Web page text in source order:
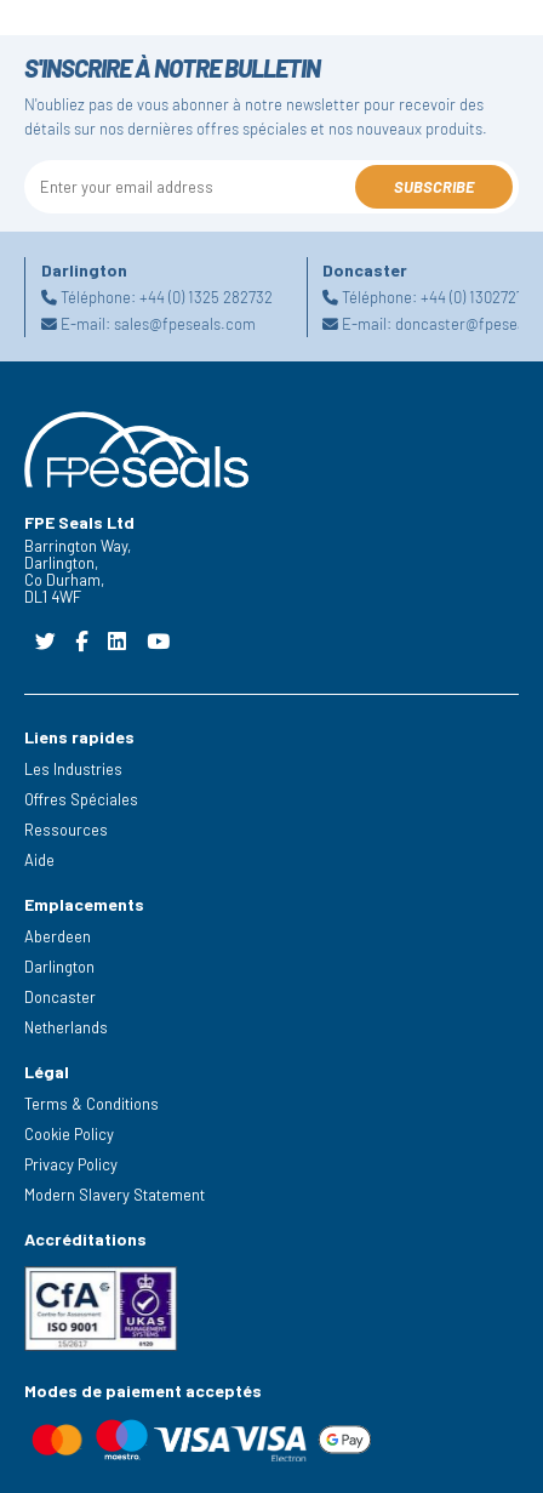
S'INSCRIRE À NOTRE BULLETIN
N'oubliez pas de vous abonner à notre newsletter pour recevoir des
détails sur nos dernières offres spéciales et nos nouveaux produits.
SUBSCRIBE
Darlington
Téléphone: +44 (0) 1325 282732
E-mail: sales@fpeseals.com
Doncaster
Téléphone:+44 (0)
E-mail:
FPE Seals Ltd
Barrington Way,
Darlington,
Co Durham,
DL1 4WF
Liens rapides
Les Industries
Offres Spéciales
Ressources
Aide
Emplacements
Aberdeen
Darlington
Doncaster
Netherlands
Légal
Terms & Conditions
Cookie Policy
Privacy Policy
Modern Slavery Statement
Accréditations
Modes de paiement acceptés